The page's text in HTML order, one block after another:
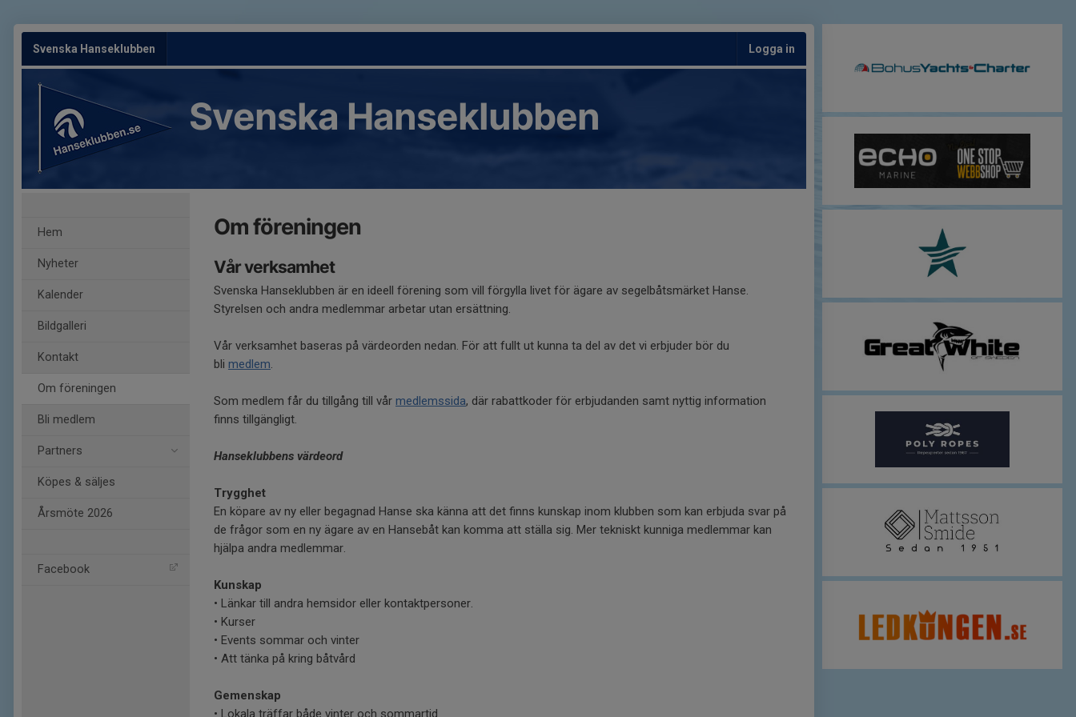
Svenska Hanseklubben Logga in
Svenska Hanseklubben
Hem
Nyheter
Kalender
Bildgalleri
Kontakt
Om föreningen
Bli medlem
Partners
Köpes & säljes
Årsmöte 2026
Facebook
Om föreningen
Vår verksamhet
Svenska Hanseklubben är en ideell förening som vill förgylla livet för ägare av segelbåtsmärket Hanse.
Styrelsen och andra medlemmar arbetar utan ersättning.
Vår verksamhet baseras på värdeorden nedan. För att fullt ut kunna ta del av det vi erbjuder bör du
bli medlem.
Som medlem får du tillgång till vår medlemssida, där rabattkoder för erbjudanden samt nyttig information
finns tillgängligt.
Hanseklubbens värdeord
Trygghet
En köpare av ny eller begagnad Hanse ska känna att det finns kunskap inom klubben som kan erbjuda svar på
de frågor som en ny ägare av en Hansebåt kan komma att ställa sig. Mer tekniskt kunniga medlemmar kan
hjälpa andra medlemmar.
Kunskap
• Länkar till andra hemsidor eller kontaktpersoner.
• Kurser
• Events sommar och vinter
• Att tänka på kring båtvård
Gemenskap
• Lokala träffar både vinter och sommartid